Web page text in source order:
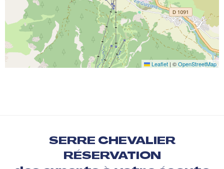
Leaflet | ©OpenStreetMap
SERRE CHEVALIER
RÉSERVATION